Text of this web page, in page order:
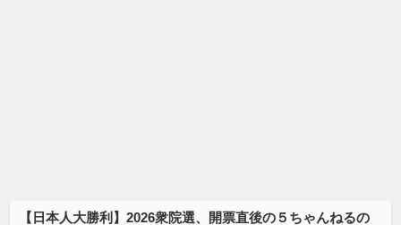
【日本人大勝利】2026衆院選、開票直後の５ちゃんねるの